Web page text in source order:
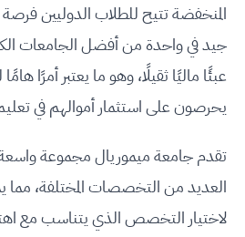
المنخفضة تتيح للطلاب الدوليين
جيد في واحدة من أفضل الجامعات
عبئًا ماليًا ثقيلًا، وهو ما يعتبر أمرًا
يحرصون على استثمار أموالهم في
تقدم جامعة ميموريال مجموعة واسعة
العديد من التخصصات المختلفة، مما
لاختيار التخصص الذي يتناسب مع